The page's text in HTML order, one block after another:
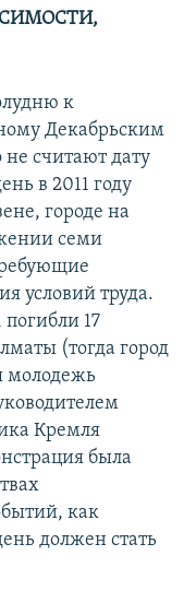
к
Декабрьским
не считают дату
в 2011 году
городе на
семи
условий труда.
17
(тогда город
молодежь
Кремля
была
как
должен стать